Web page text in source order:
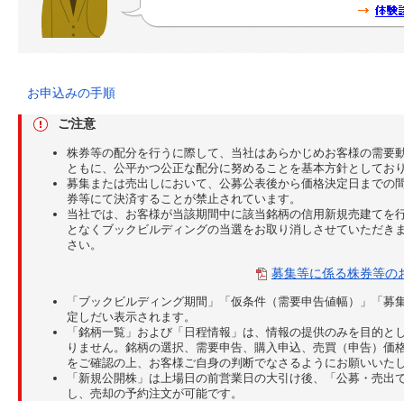
お申込みの手順
ご注意
株券等の配分を行うに際して、当社はあらかじめお客様の需要
ともに、公平かつ公正な配分に努めることを基本方針としてお
募集または売出しにおいて、公募公表後から価格決定日までの
券等にて決済することが禁止されています。
当社では、お客様が当該期間中に該当銘柄の信用新規売建てを
となくブックビルディングの当選をお取り消しさせていただ
さい。
募集等に係る株券等の
「ブックビルディング期間」「仮条件（需要申告値幅）」「
定しだい表示されます。
「銘柄一覧」および「日程情報」は、情報の提供のみを目的
りません。銘柄の選択、需要申告、購入申込、売買（申告）
をご確認の上、お客様ご自身の判断でなさるようにお願いいた
「新規公開株」は上場日の前営業日の大引け後、「公募・売
し、売却の予約注文が可能です。